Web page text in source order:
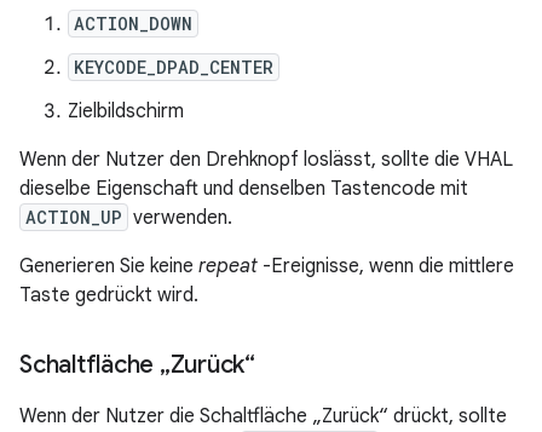
ACTION_DOWN
KEYCODE_DPAD_CENTER
Zielbildschirm
Wenn der Nutzer den Drehknopf loslässt, sollte die VHAL
dieselbe Eigenschaft und denselben Tastencode mit
ACTION_UP verwenden.
Generieren Sie keine repeat -Ereignisse, wenn die mittlere
Taste gedrückt wird.
Schaltfläche „Zurück“
Wenn der Nutzer die Schaltfläche „Zurück“ drückt, sollte